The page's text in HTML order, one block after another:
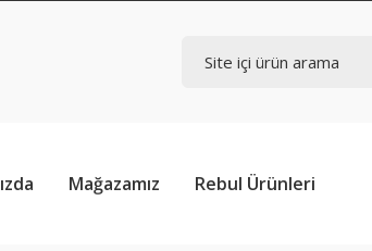
Mağazamız Rebul Ürünleri